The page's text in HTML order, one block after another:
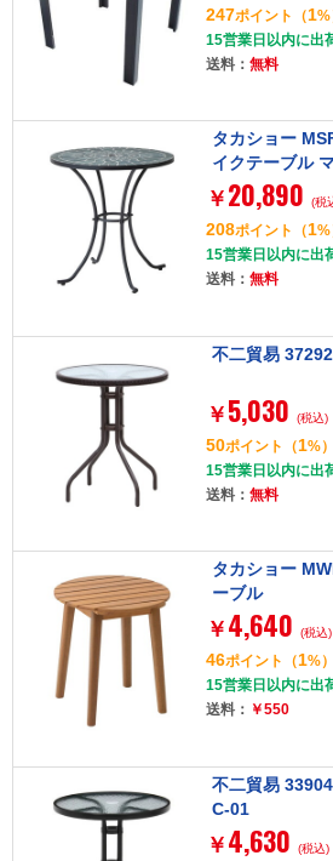
247ポイント （1%
15営業日以内に出
送料： 無料
タカショー
イクテーブル
￥ 20,890 (税
208ポイント （1%
15営業日以内に出
送料： 無料
不二貿易
￥ 5,030 (税込)
50ポイント （1%）
15営業日以内に出
送料： 無料
タカショー
ーブル
￥ 4,640 (税込)
46ポイント （1%）
15営業日以内に出
送料： ￥550
不二貿易
C-01
￥ 4,630 (税込)